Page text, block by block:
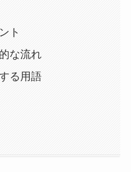
ト
な流れ
る用語